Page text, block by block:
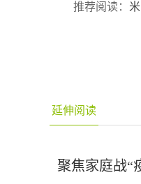
推荐阅读：
延伸阅读
聚焦家庭战“